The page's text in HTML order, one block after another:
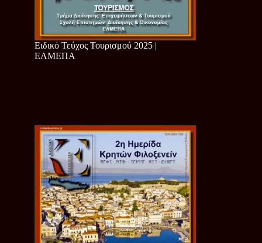
Ειδικό Τεύχος Τουρισμού 2025 |
ΕΛΜΕΠΑ